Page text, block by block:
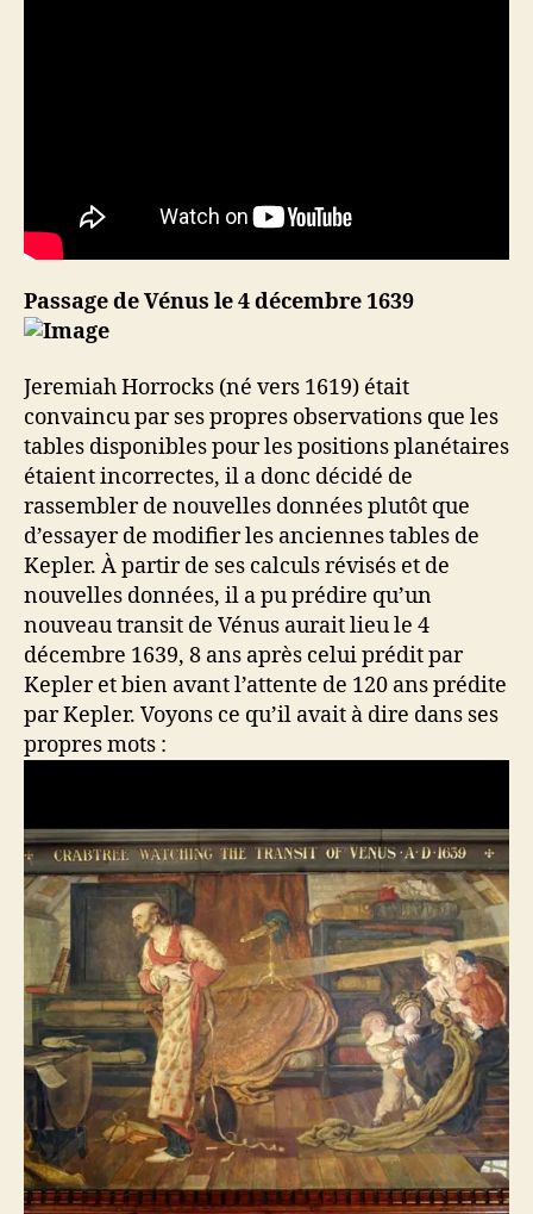
Passage de Vénus le 4 décembre 1639
Jeremiah Horrocks (né vers 1619) était
convaincu par ses propres observations que les
tables disponibles pour les positions planétaires
étaient incorrectes, il a donc décidé de
rassembler de nouvelles données plutôt que
d’essayer de modifier les anciennes tables de
Kepler. À partir de ses calculs révisés et de
nouvelles données, il a pu prédire qu’un
nouveau transit de Vénus aurait lieu le 4
décembre 1639, 8 ans après celui prédit par
Kepler et bien avant l’attente de 120 ans prédite
par Kepler. Voyons ce qu’il avait à dire dans ses
propres mots :